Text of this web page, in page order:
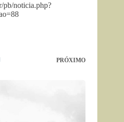
pb/noticia.php?
PRÓXIMO